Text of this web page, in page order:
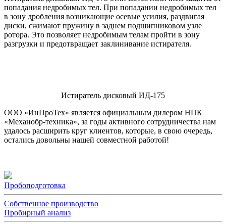
попадания недробимых тел. При попадании недробимых тел
в зону дробления возникающие осевые усилия, раздвигая
диски, сжимают пружину в заднем подшипниковом узле
ротора. Это позволяет недробимым телам пройти в зону
разгрузки и предотвращает заклинивание истирателя.
Истиратель дисковый ИД-175
ООО «ИнПроТех» является официальным дилером НПК
«Механобр-техника», за годы активного сотрудничества нам
удалось расширить круг клиентов, которые, в свою очередь,
остались довольны нашей совместной работой!
Пробоподготовка
Собственное производство
Пробирный анализ